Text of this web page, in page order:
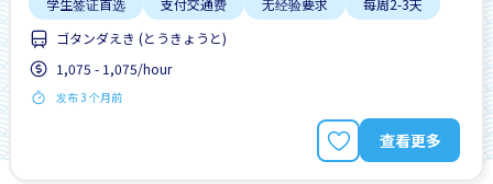
学生签证首选 支付交通费 无经验要求
每周2-3天
ゴタンダえき (とうきょうと)
1,075 - 1,075/hour
发布 3 个月前
查看更多